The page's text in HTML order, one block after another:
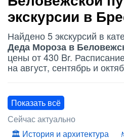
экскурсии в
Найдено 5 экскурсий в
Деда Мороза в
цены от 430 Br.
на август, сентябрь и
Показать всё
Сейчас актуально
История и архитектура